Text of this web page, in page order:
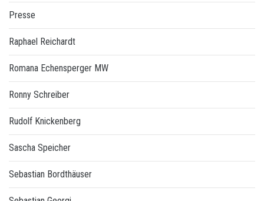
Presse
Raphael Reichardt
Romana Echensperger MW
Ronny Schreiber
Rudolf Knickenberg
Sascha Speicher
Sebastian Bordthäuser